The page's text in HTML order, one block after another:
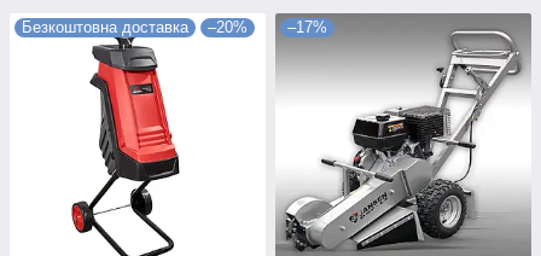
Безкоштовна доставка –20% –17%